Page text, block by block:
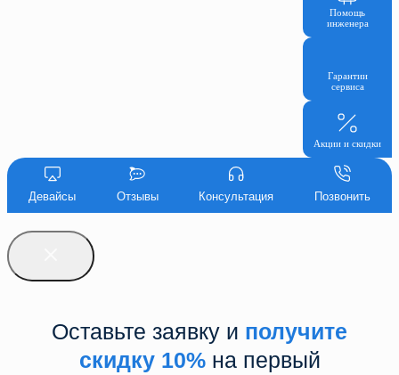
Помощь
инженера
Гарантии
сервиса
Акции и скидки
Девайсы Отзывы Консультация Позвонить
Оставьте заявку и получите
скидку 10%на первый